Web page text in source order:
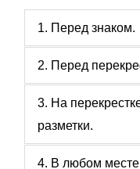
1. Перед знаком.
2. Перед
3. На
разметки.
4. В любом